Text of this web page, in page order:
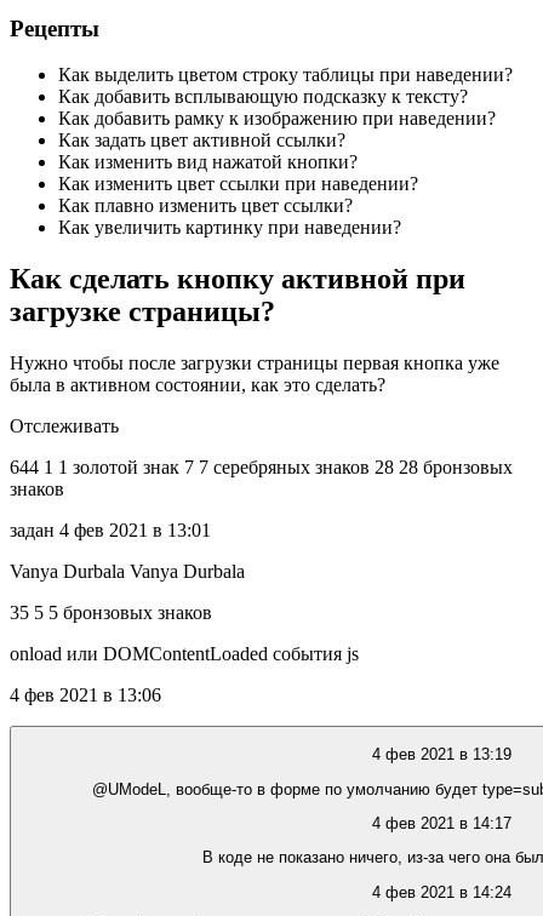
Рецепты
Как выделить цветом строку таблицы при наведении?
Как добавить всплывающую подсказку к тексту?
Как добавить рамку к изображению при наведении?
Как задать цвет активной ссылки?
Как изменить вид нажатой кнопки?
Как изменить цвет ссылки при наведении?
Как плавно изменить цвет ссылки?
Как увеличить картинку при наведении?
Как сделать кнопку активной при
загрузке страницы?
Нужно чтобы после загрузки страницы первая кнопка уже
была в активном состоянии, как это сделать?
Отслеживать
644 1 1 золотой знак 7 7 серебряных знаков 28 28 бронзовых
знаков
задан 4 фев 2021 в 13:01
Vanya Durbala Vanya Durbala
35 5 5 бронзовых знаков
onload или DOMContentLoaded события js
4 фев 2021 в 13:06
4 фев 2021 в 13:19
@UModeL, вообще-то в форме по умолчанию будет
4 фев 2021 в 14:17
В коде не показано ничего, из-за чего она
4 фев 2021 в 14:24